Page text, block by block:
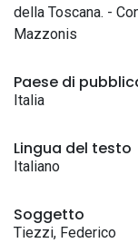
della Toscana. -
Mazzonis
Paese di
Italia
Lingua del testo
Italiano
Soggetto
Tiezzi, Federico